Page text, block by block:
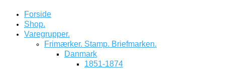
Forside
Shop.
Varegrupper.
Frimærker. Stamp. Briefmarken.
Danmark
1851-1874